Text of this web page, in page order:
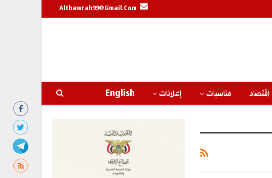
Althawrah99@gmail.com
اقتصاد مناسبات إعلانات English